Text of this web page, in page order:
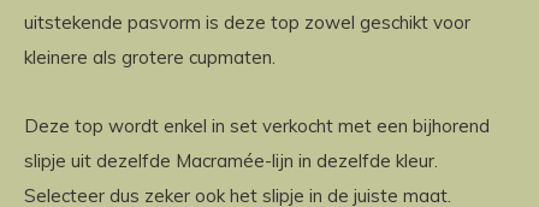
uitstekende pasvorm is deze top zowel geschikt voor
kleinere als grotere cupmaten.
Deze top wordt enkel in set verkocht met een bijhorend
slipje uit dezelfde Macramée-lijn in dezelfde kleur.
Selecteer dus zeker ook het slipje in de juiste maat.